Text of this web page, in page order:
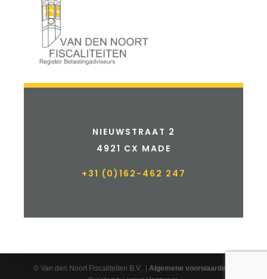
NIEUWSTRAAT 2
4921 CX MADE
+31 (0)162-462 247
© Van den Noort Fiscaliteiten B.V.. | Algemene voorwaarden